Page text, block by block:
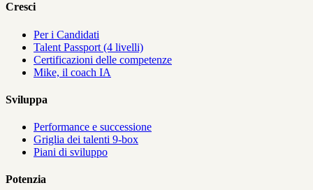
Cresci
Per i Candidati
Talent Passport (4 livelli)
Certificazioni delle competenze
Mike, il coach IA
Sviluppa
Performance e successione
Griglia dei talenti 9-box
Piani di sviluppo
Potenzia